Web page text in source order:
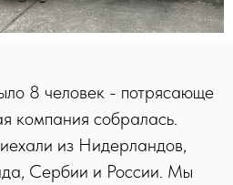
8 человек - потрясающе
компания собралась.
из Нидерландов,
Сербии и России. Мы